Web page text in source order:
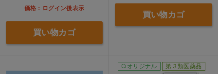
価格：ログイン後表示
買い物カゴ
買い物カゴ
Ciオリジナル 第３類医薬品